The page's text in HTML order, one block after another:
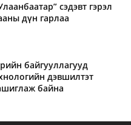
сэдэвт гэрэл
дүн гарлаа
байгууллагууд
дэвшилтэт
байна